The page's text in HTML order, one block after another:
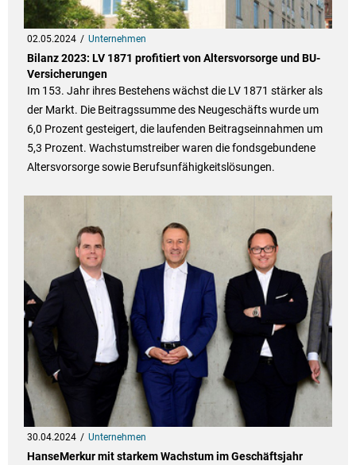
02.05.2024 Unternehmen
Bilanz 2023: LV 1871 profitiert von Altersvorsorge und BU-
Versicherungen
Im 153. Jahr ihres Bestehens wächst die LV 1871 stärker als
der Markt. Die Beitragssumme des Neugeschäfts wurde um
6,0 Prozent gesteigert, die laufenden Beitragseinnahmen um
5,3 Prozent. Wachstumstreiber waren die fondsgebundene
Altersvorsorge sowie Berufsunfähigkeitslösungen.
30.04.2024 Unternehmen
HanseMerkur mit starkem Wachstum im Geschäftsjahr